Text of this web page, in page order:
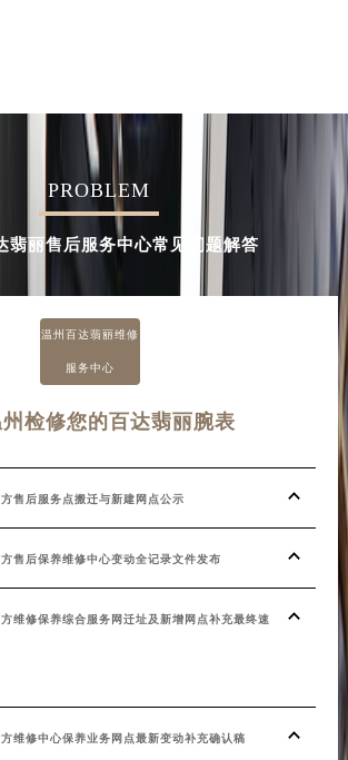
PROBLEM
翡丽售后服务中心常见问题解答
温州百达翡丽维修
服务中心
检修您的百达翡丽腕表
售后服务点搬迁与新建网点公示
售后保养维修中心变动全记录文件发布
维修保养综合服务网迁址及新增网点补充最终速
维修中心保养业务网点最新变动补充确认稿